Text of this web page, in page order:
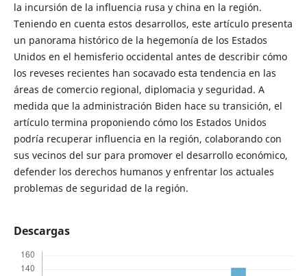
la incursión de la influencia rusa y china en la región.
Teniendo en cuenta estos desarrollos, este artículo presenta
un panorama histórico de la hegemonía de los Estados
Unidos en el hemisferio occidental antes de describir cómo
los reveses recientes han socavado esta tendencia en las
áreas de comercio regional, diplomacia y seguridad. A
medida que la administración Biden hace su transición, el
artículo termina proponiendo cómo los Estados Unidos
podría recuperar influencia en la región, colaborando con
sus vecinos del sur para promover el desarrollo económico,
defender los derechos humanos y enfrentar los actuales
problemas de seguridad de la región.
Descargas